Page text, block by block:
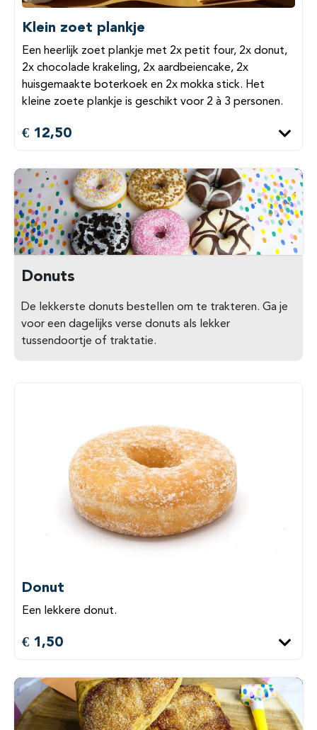
Klein zoet plankje
Een heerlijk zoet plankje met 2x petit four, 2x donut,
2x chocolade krakeling, 2x aardbeiencake, 2x
huisgemaakte boterkoek en 2x mokka stick. Het
kleine zoete plankje is geschikt voor 2 à 3 personen.
€ 12,50
Donuts
De lekkerste donuts bestellen om te trakteren. Ga je
voor een dagelijks verse donuts als lekker
tussendoortje of traktatie.
Donut
Een lekkere donut.
€ 1,50